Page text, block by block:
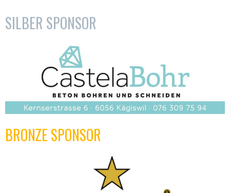
SILBER SPONSOR
BRONZE SPONSOR